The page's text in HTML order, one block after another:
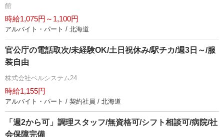
館
時給1,075円～1,100円
アルバイト・パート / 北海道
官公庁の電話取次/未経験OK/土日祝休み/駅チカ/週3日～/服
装自由
株式会社ベルシステム24
時給1,155円
アルバイト・パート / 契約社員 / 北海道
「週2から可」調理スタッフ/無資格可/シフト相談可/病院/社
会保障完備